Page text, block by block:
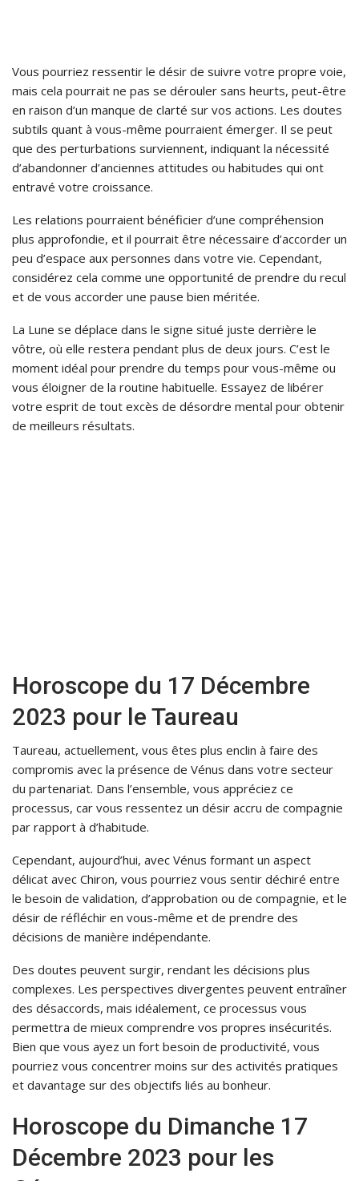
Vous pourriez ressentir le désir de suivre votre propre voie,
mais cela pourrait ne pas se dérouler sans heurts, peut-être
en raison d’un manque de clarté sur vos actions. Les doutes
subtils quant à vous-même pourraient émerger. Il se peut
que des perturbations surviennent, indiquant la nécessité
d’abandonner d’anciennes attitudes ou habitudes qui ont
entravé votre croissance.
Les relations pourraient bénéficier d’une compréhension
plus approfondie, et il pourrait être nécessaire d’accorder un
peu d’espace aux personnes dans votre vie. Cependant,
considérez cela comme une opportunité de prendre du recul
et de vous accorder une pause bien méritée.
La Lune se déplace dans le signe situé juste derrière le
vôtre, où elle restera pendant plus de deux jours. C’est le
moment idéal pour prendre du temps pour vous-même ou
vous éloigner de la routine habituelle. Essayez de libérer
votre esprit de tout excès de désordre mental pour obtenir
de meilleurs résultats.
Horoscope du 17 Décembre
2023 pour le Taureau
Taureau, actuellement, vous êtes plus enclin à faire des
compromis avec la présence de Vénus dans votre secteur
du partenariat. Dans l’ensemble, vous appréciez ce
processus, car vous ressentez un désir accru de compagnie
par rapport à d’habitude.
Cependant, aujourd’hui, avec Vénus formant un aspect
délicat avec Chiron, vous pourriez vous sentir déchiré entre
le besoin de validation, d’approbation ou de compagnie, et le
désir de réfléchir en vous-même et de prendre des
décisions de manière indépendante.
Des doutes peuvent surgir, rendant les décisions plus
complexes. Les perspectives divergentes peuvent entraîner
des désaccords, mais idéalement, ce processus vous
permettra de mieux comprendre vos propres insécurités.
Bien que vous ayez un fort besoin de productivité, vous
pourriez vous concentrer moins sur des activités pratiques
et davantage sur des objectifs liés au bonheur.
Horoscope du Dimanche 17
Décembre 2023 pour les